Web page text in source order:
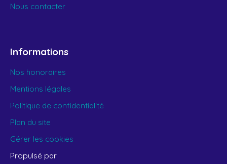
Nous contacter
Informations
Nos honoraires
Mentions légales
Politique de confidentialité
Plan du site
Gérer les cookies
Propulsé par